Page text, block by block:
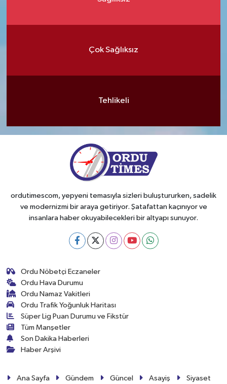
Çok Sağlıksız
Tehlikeli
ordutimescom, yepyeni temasıyla sizleri buluştururken, sadelik
ve modernizmi bir araya getiriyor. Şatafattan kaçınıyor ve
insanlara haber okuyabilecekleri bir altyapı sunuyor.
Ordu Nöbetçi Eczaneler
Ordu Hava Durumu
Ordu Namaz Vakitleri
Ordu Trafik Yoğunluk Haritası
Süper Lig Puan Durumu ve Fikstür
Tüm Manşetler
Son Dakika Haberleri
Haber Arşivi
Ana Sayfa Gündem Güncel Asayiş Siyaset